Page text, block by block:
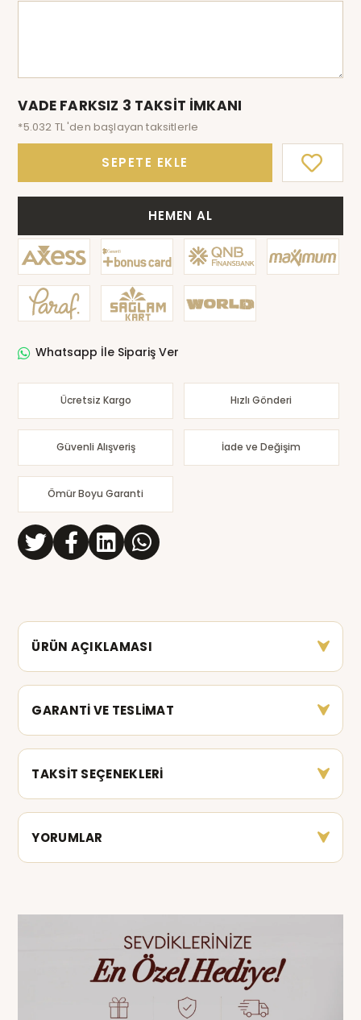
VADE FARKSIZ 3 TAKSİT İMKANI
*5.032 TL 'den başlayan taksitlerle
SEPETE EKLE
HEMEN AL
Whatsapp İle Sipariş Ver
Ücretsiz Kargo Hızlı Gönderi
Güvenli Alışveriş İade ve Değişim
Ömür Boyu Garanti
ÜRÜN AÇIKLAMASI
GARANTİ VE TESLİMAT
TAKSİT SEÇENEKLERİ
YORUMLAR